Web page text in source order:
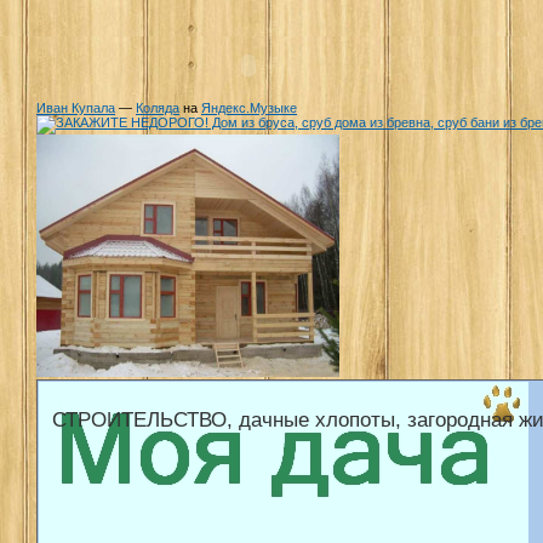
Иван Купала — Коляда на Яндекс.Музыке
СТРОИТЕЛЬСТВО, дачные хлопоты, загородная